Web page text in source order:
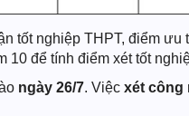
tốt nghiệp THPT, điểm ưu
để tính điểm xét tốt
ngày 26/7. Việc xét công